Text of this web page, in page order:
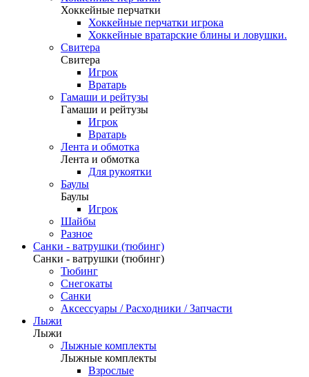
Хоккейные перчатки
Хоккейные перчатки игрока
Хоккейные вратарские блины и ловушки.
Свитера
Свитера
Игрок
Вратарь
Гамаши и рейтузы
Гамаши и рейтузы
Игрок
Вратарь
Лента и обмотка
Лента и обмотка
Для рукоятки
Баулы
Баулы
Игрок
Шайбы
Разное
Санки - ватрушки (тюбинг)
Санки - ватрушки (тюбинг)
Тюбинг
Снегокаты
Санки
Аксессуары / Расходники / Запчасти
Лыжи
Лыжи
Лыжные комплекты
Лыжные комплекты
Взрослые